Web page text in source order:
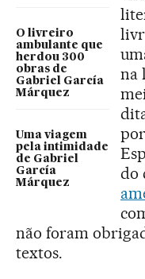
O livreiro
ambulante que
herdou 300
obras de
Gabriel García
Márquez
Uma viagem
pela intimidade
de Gabriel
García
Márquez
na
do
não foram
textos.